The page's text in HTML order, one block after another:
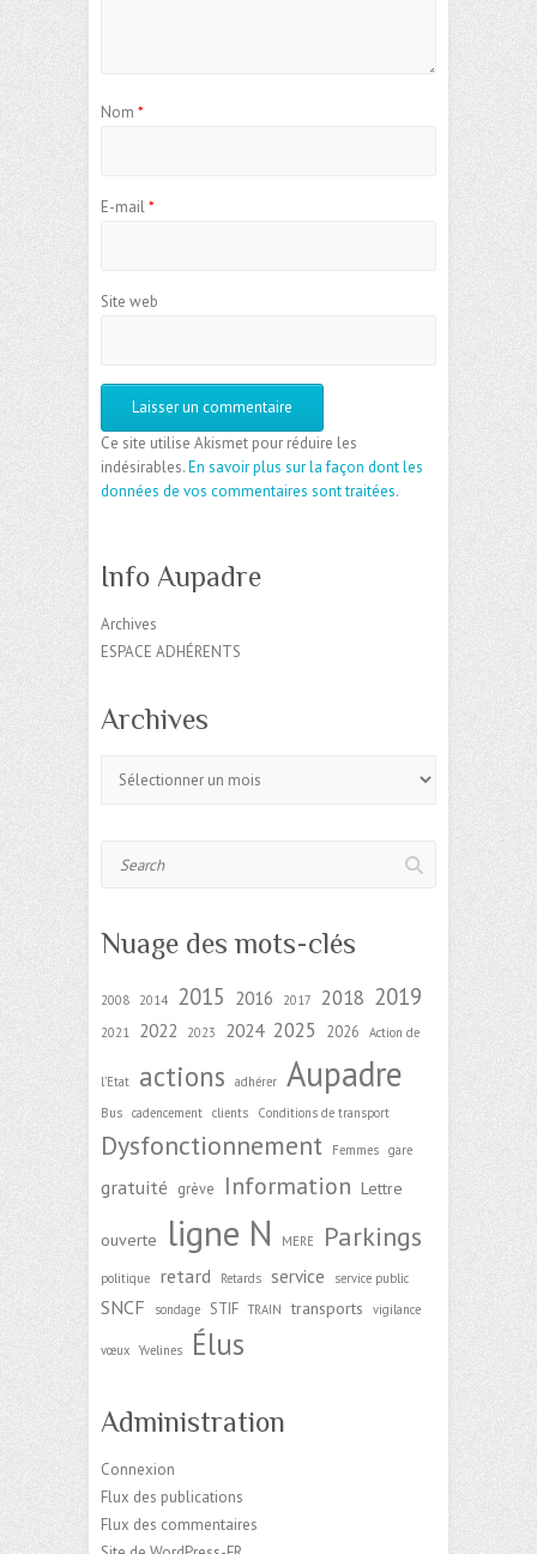
Nom *
E-mail*
Site web
Ce site utilise Akismet pour réduire les
indésirables.En savoir plus sur la façon dont les
données de vos commentaires sont traitées.
Info Aupadre
Archives
ESPACE ADHÉRENTS
Archives
Nuage des mots-clés
2008 2014 2015 2016 2017 2018 2019
2021 2022 2023 2024 2025 2026 Action de
l'Etat actions adhérer Aupadre
Bus cadencement clients Conditions de transport
Dysfonctionnement Femmes gare
gratuité grève Information Lettre
ouverte ligne N MERE Parkings
politique retard Retards service service public
SNCF sondage STIF TRAIN transports vigilance
vœux Yvelines Élus
Administration
Connexion
Flux des publications
Flux des commentaires